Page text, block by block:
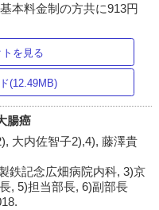
本料金制の方共に913円
を見る
(12.49MB)
腸癌
大内佐智子2),4), 藤澤貴
鉄記念広畑病院内科, 3)京
, 5)担当部長, 6)副部長